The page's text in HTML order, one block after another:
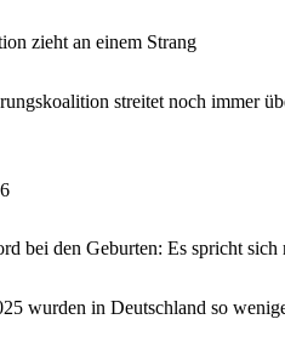
zieht an einem Strang
streitet noch immer
bei den Geburten: Es spricht sich
wurden in Deutschland so